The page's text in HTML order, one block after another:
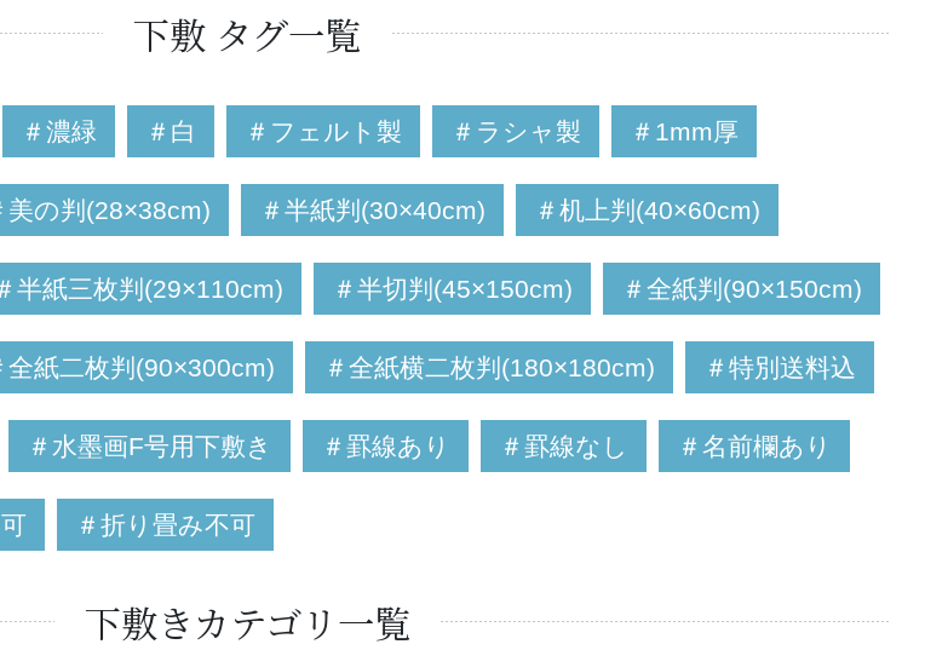
下敷 タグ一覧
＃濃緑 ＃白 ＃フェルト製 ＃ラシャ製 ＃1mm厚
美の判(28×38cm) ＃半紙判(30×40cm) ＃机上判(40×60cm)
半紙三枚判(29×110cm) ＃半切判(45×150cm) ＃全紙判(90×150cm)
全紙二枚判(90×300cm) ＃全紙横二枚判(180×180cm) ＃特別送料込
＃水墨画F号用下敷き ＃罫線あり ＃罫線なし ＃名前欄あり
＃折り畳み不可
下敷きカテゴリ一覧